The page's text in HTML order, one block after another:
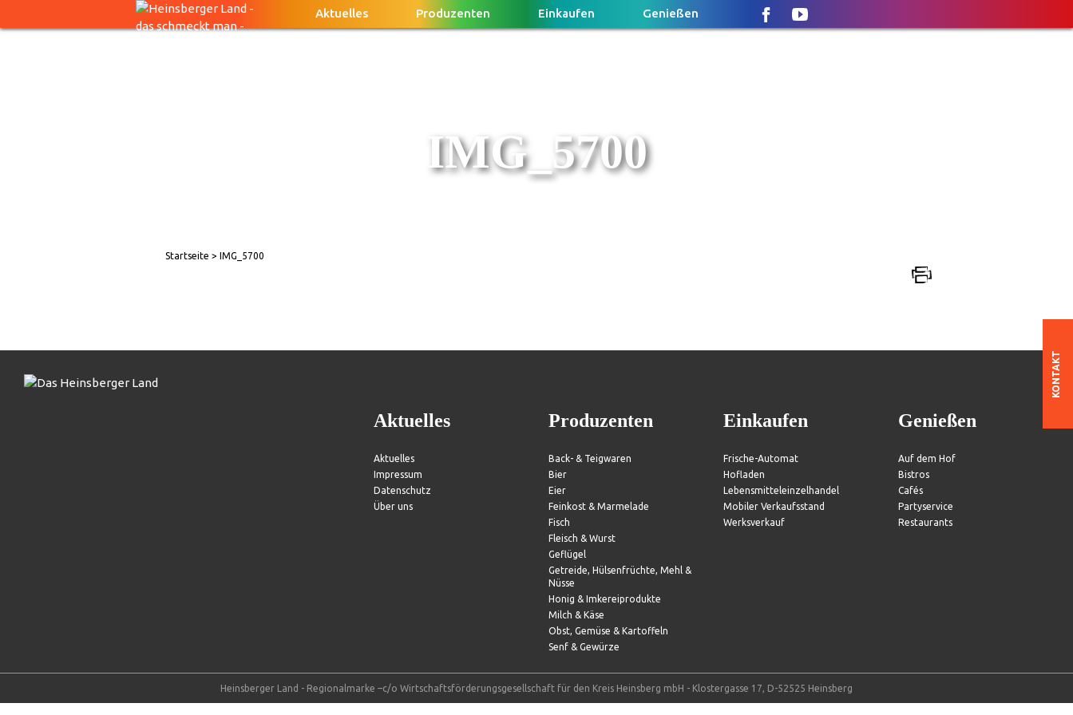
Aktuelles Produzenten Einkaufen Genießen
KONTAKT
IMG_5700
Startseite > IMG_5700
Aktuelles
Aktuelles
Impressum
Datenschutz
Über uns
Produzenten
Back- & Teigwaren
Bier
Eier
Feinkost & Marmelade
Fisch
Fleisch & Wurst
Geflügel
Getreide, Hülsenfrüchte, Mehl &
Nüsse
Honig & Imkereiprodukte
Milch & Käse
Obst, Gemüse & Kartoffeln
Senf & Gewürze
Einkaufen
Frische-Automat
Hofladen
Lebensmitteleinzelhandel
Mobiler Verkaufsstand
Werksverkauf
Genießen
Auf dem Hof
Bistros
Cafés
Partyservice
Restaurants
Heinsberger Land - Regionalmarke –c/o Wirtschaftsförderungsgesellschaft für den Kreis Heinsberg mbH - Klostergasse 17, D-52525 Heinsberg